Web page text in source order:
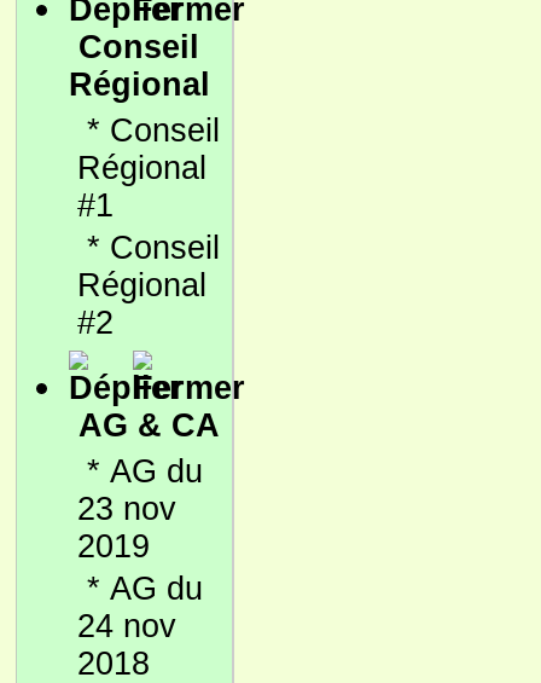
Conseil
Régional
* Conseil
Régional
#1
* Conseil
Régional
#2
AG & CA
* AG du
23 nov
2019
* AG du
24 nov
2018